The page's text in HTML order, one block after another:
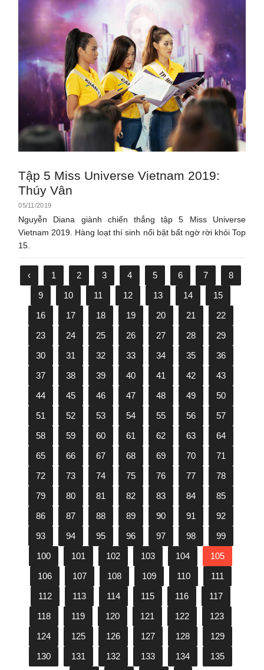
Tập 5 Miss Universe Vietnam 2019:
Thúy Vân
05/11/2019
Nguyễn Diana giành chiến thắng tập 5 Miss Universe
Vietnam 2019. Hàng loạt thí sinh nổi bật bất ngờ rời khỏi Top
15.
‹ 1 2 3 4 5 6 7
8
9
10 11 12 13 14
15
16
17 18 19 20 21
22
23
24 25 26 27 28
29
30
31 32 33 34 35
36
37
38 39 40 41 42
43
44
45 46 47 48 49
50
51
52 53 54 55 56
57
58
59 60 61 62 63
64
65
66 67 68 69 70
71
72
73 74 75 76 77
78
79
80 81 82 83 84
85
86
87 88 89 90 91
92
93
94 95 96 97 98
99
100
101 102 103 104
105
106
107 108 109 110
111
112
113 114 115 116
117
118
119 120 121 122
123
124
125 126 127 128
129
130
131 132 133 134
135